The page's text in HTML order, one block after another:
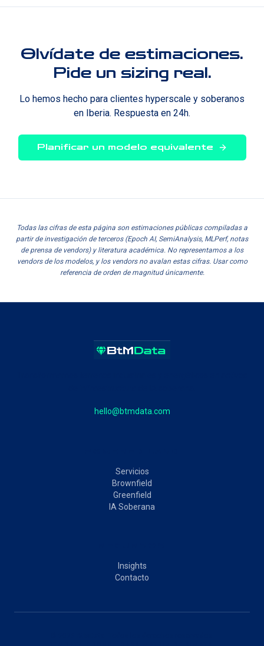
Olvídate de estimaciones.
Pide un sizing real.
Lo hemos hecho para clientes hyperscale y soberanos
en Iberia. Respuesta en 24h.
Planificar un modelo equivalente
Todas las cifras de esta página son estimaciones públicas compiladas a
partir de investigación de terceros (Epoch AI, SemiAnalysis, MLPerf, notas
de prensa de vendors) y literatura académica. No representamos a los
vendors de los modelos, y los vendors no avalan estas cifras. Usar como
referencia de orden de magnitud únicamente.
hello@btmdata.com
Servicios
Brownfield
Greenfield
IA Soberana
Insights
Contacto